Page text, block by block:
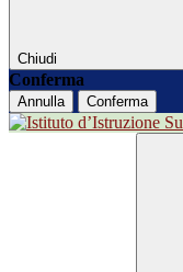
Chiudi
Conferma
Annulla Conferma